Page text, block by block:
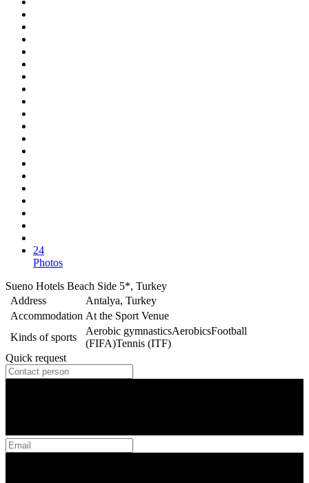
24
Photos
Sueno Hotels Beach Side 5*, Turkey
Address
Antalya, Turkey
Accommodation At the Sport Venue
Kinds of sports
Aerobic gymnasticsAerobicsFootball
(FIFA)Tennis (ITF)
Quick request